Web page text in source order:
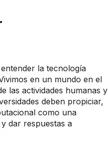
la tecnología
en un mundo en el
las actividades humanas y
deben propiciar,
como una
dar respuestas a